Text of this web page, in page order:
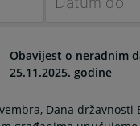
to
interact
the
Obavijest o neradnim
25.11.2025. godine
Dana državnosti